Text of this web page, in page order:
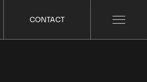
CONTACT